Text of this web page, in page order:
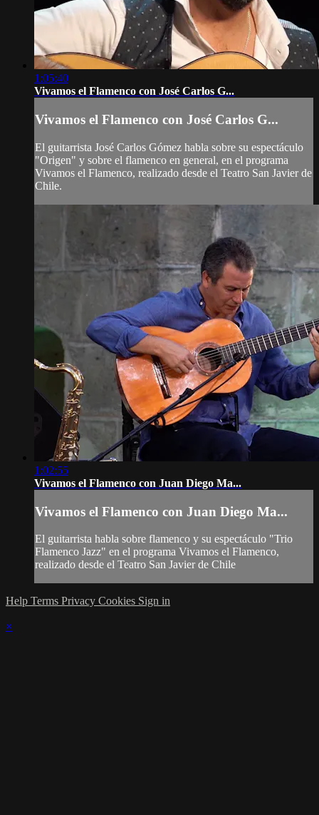
1:05:40
Vivamos el Flamenco con José Carlos G...
Vivamos el Flamenco con José Carlos G...
El guitarrista José Carlos Gómez habla sobre su espectáculo
"Origen" y sobre el flamenco en general, en el programa
Vivamos el Flamenco, realizado desde el Teatro San Javier de
Chile.
1:02:55
Vivamos el Flamenco con Juan Diego Ma...
Vivamos el Flamenco con Juan Diego Ma...
El guitarrista habla sobre flamenco y su espectáculo "Trio
Flamenco Jazz" en el programa Vivamos el Flamenco,
realizado desde el Teatro San Javier de Chile
Help Terms Privacy Cookies Sign in
×